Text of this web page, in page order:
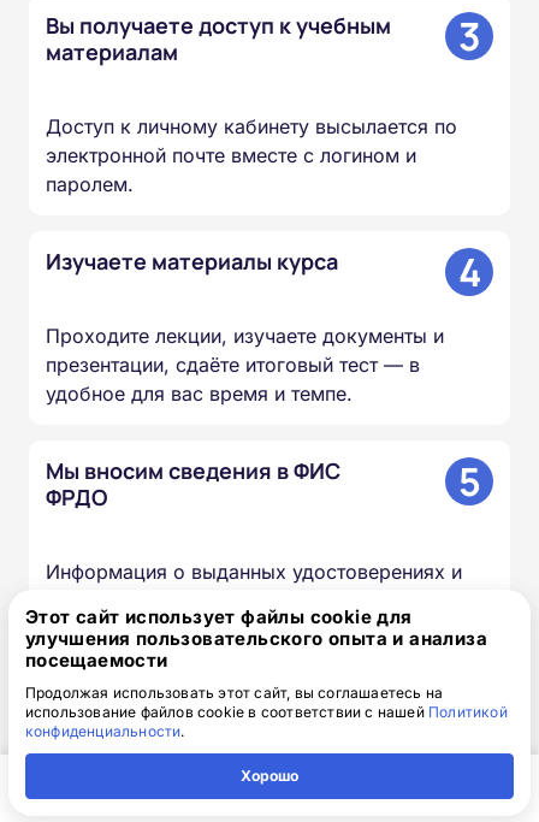
Вы получаете доступ к учебным
материалам
3
Доступ к личному кабинету высылается по
электронной почте вместе с логином и
паролем.
Изучаете материалы курса 4
Проходите лекции, изучаете документы и
презентации, сдаёте итоговый тест — в
удобное для вас время и темпе.
Мы вносим сведения в ФИС
ФРДО
5
Информация о выданных удостоверениях и
течение 20–60 дней.
Вы получаете оригиналы
документов
6
Скан-копии направляем на почту в день
Этот сайт использует файлы cookie для
улучшения пользовательского опыта и анализа
посещаемости
Продолжая использовать этот сайт, вы соглашаетесь на
использование файлов cookie в соответствии с нашей Политикой
конфиденциальности.
Хорошо